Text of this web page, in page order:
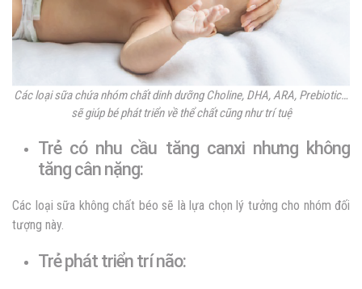
Các loại sữa chứa nhóm chất dinh dưỡng Choline, DHA, ARA, Prebiotic…
sẽ giúp bé phát triển về thể chất cũng như trí tuệ
Trẻ có nhu cầu tăng canxi nhưng không
tăng cân nặng:
Các loại sữa không chất béo sẽ là lựa chọn lý tưởng cho nhóm đối
tượng này.
Trẻ phát triển trí não: